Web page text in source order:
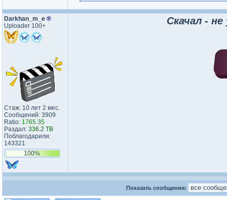
Darkhan_m_e ®
Uploader 100+
Стаж: 10 лет 2 мес.
Сообщений: 3909
Ratio: 1765.35
Раздал: 336.2 TB
Поблагодарили:
143321
100%
Скачал -
Показать сообщения: